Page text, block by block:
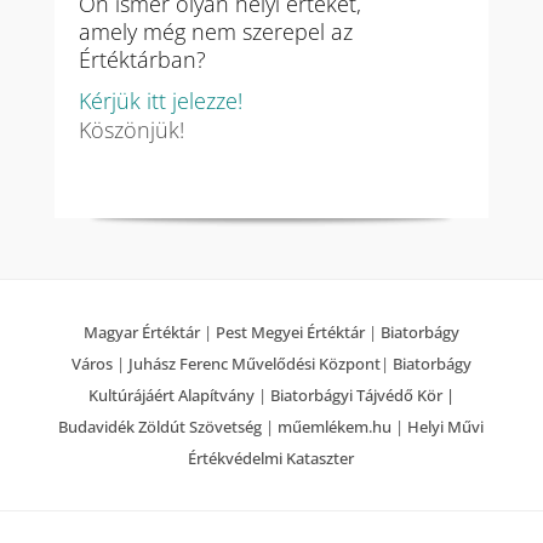
amely még nem szerepel az
Értéktárban?
Kérjük itt jelezze!
Köszönjük!
Magyar Értéktár| Pest Megyei Értéktár| Biatorbágy
Város| Juhász Ferenc Művelődési Központ| Biatorbágy
Kultúrájáért Alapítvány| Biatorbágyi Tájvédő Kör |
Budavidék Zöldút Szövetség | műemlékem.hu | Helyi Művi
Értékvédelmi Kataszter